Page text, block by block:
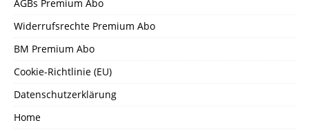
AGBs Premium Abo
Widerrufsrechte Premium Abo
BM Premium Abo
Cookie-Richtlinie (EU)
Datenschutzerklärung
Home